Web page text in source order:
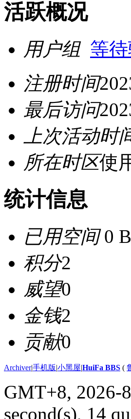
活跃概况
用户组 等
注册时间
最后访问
上次活动时
所在时区使
统计信息
已用空间0 B
积分2
威望0
金钱2
贡献0
Archiver|手机版|小黑屋|HuiFa BBS (
GMT+8, 2026-
second(s), 14